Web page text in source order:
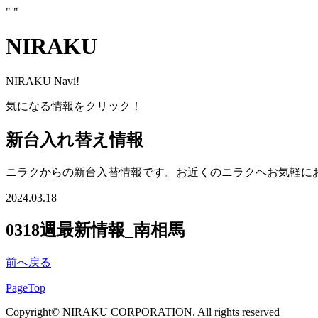
" "
NIRAKU
NIRAKU Navi!
気になる情報をクリック！
新台入れ替え情報
ニラクからの新台入替情報です。お近くのニラクヘお気軽に
2024.03.18
0318週最新情報_南相馬
前へ戻る
PageTop
Copyright© NIRAKU CORPORATION. All rights reserved